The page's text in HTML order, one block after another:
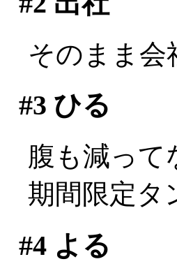
そのまま
#3 ひる
腹も減って
期間限定タ
#4よる